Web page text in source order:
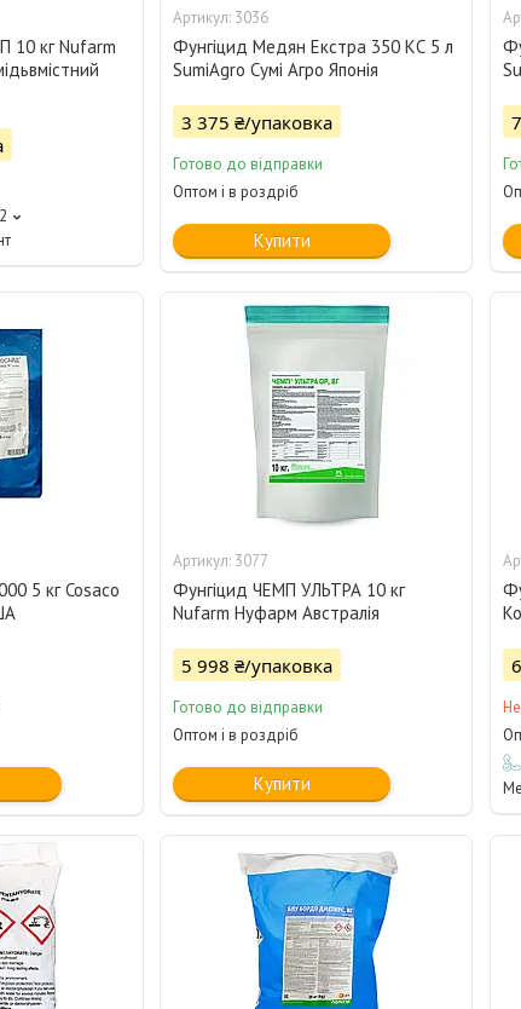
10 кг Nufarm
3036
Фунгіцид Медян Екстра 350 КС 5 л
SumiAgro Сумі Агро Японія
3 375 ₴/упаковка
Готово до відправки
Оптом і в роздріб
Купити
5 кг Cosaco
3077
Фунгіцид ЧЕМП УЛЬТРА 10 кг
Nufarm Нуфарм Австралія
5 998 ₴/упаковка
Готово до відправки
Оптом і в роздріб
Купити